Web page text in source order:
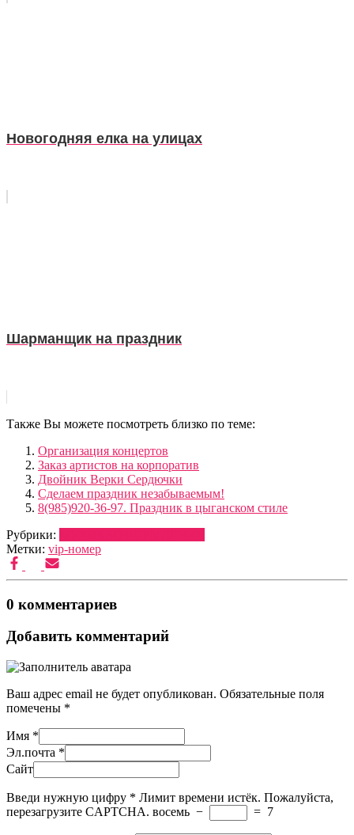
Новогодняя елка на улицах
Шарманщик на праздник
Также Вы можете посмотреть близко по теме:
Организация концертов
Заказ артистов на корпоратив
Двойник Верки Сердючки
Сделаем праздник незабываемым!
8(985)920-36-97. Праздник в цыганском стиле
Рубрики:
Метки: vip-номер
0 комментариев
Добавить комментарий
Ваш адрес email не будет опубликован. Обязательные поля
помечены *
Имя *
Эл.почта *
Сайт
Введи нужную цифру * Лимит времени истёк. Пожалуйста,
перезагрузите CAPTCHA. восемь − = 7